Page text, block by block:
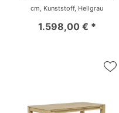
cm, Kunststoff, Hellgrau
1.598,00 € *